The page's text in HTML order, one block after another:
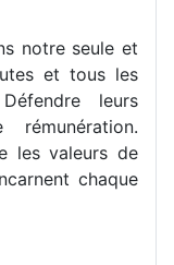
notre seule et
et tous les
leurs
les valeurs de
chaque